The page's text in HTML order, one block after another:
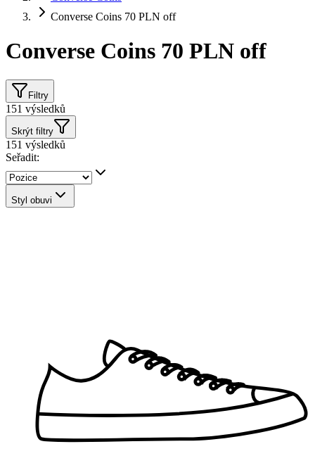
Converse Coins 70 PLN off
Converse Coins 70 PLN off
Filtry
151 výsledků
Skrýt filtry
151 výsledků
Seřadit:
Styl obuvi